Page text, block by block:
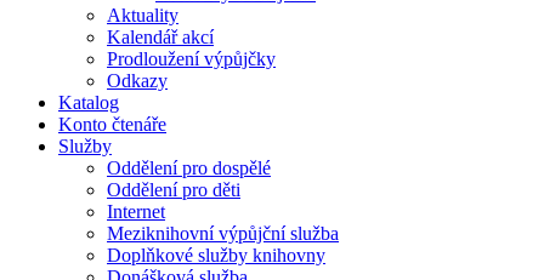
Aktuality
Kalendář akcí
Prodloužení výpůjčky
Odkazy
Katalog
Konto čtenáře
Služby
Oddělení pro dospělé
Oddělení pro děti
Internet
Meziknihovní výpůjční služba
Doplňkové služby knihovny